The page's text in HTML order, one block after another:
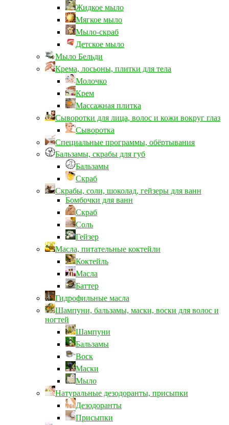
Жидкое мыло
Мягкое мыло
Мыло-скраб
Детское мыло
Мыло Бельди
Крема, лосьоны, плитки для тела
Молочко
Крем
Массажная плитка
Сыворотки для лица, волос и кожи вокруг глаз
Сыворотка
Специальные программы, обёртывания
Бальзамы, скрабы для губ
Бальзамы
Скраб
Скрабы, соли, шоколад, гейзеры для ванн
Бомбочки для ванн
Скраб
Соль
Гейзер
Масла, питательные коктейли
Коктейль
Масла
Баттер
Гидрофильные масла
Шампуни, бальзамы, маски, воски для волос и
ногтей
Шампуни
Бальзамы
Воск
Маски
Мыло
Натуральные дезодоранты, присыпки
Дезодоранты
Присыпки